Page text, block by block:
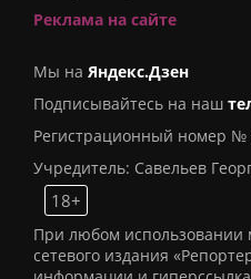
Реклама на сайте
Мы на Яндекс.Дзен
Подписывайтесь на наш
Регистрационный номер №
Учредитель: Савельев
18+
При любом использовании
сетевого издания